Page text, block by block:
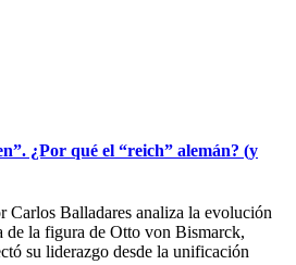
¿Por qué el “reich” alemán? (y
Carlos Balladares analiza la evolución
de la figura de Otto von Bismarck,
su liderazgo desde la unificación